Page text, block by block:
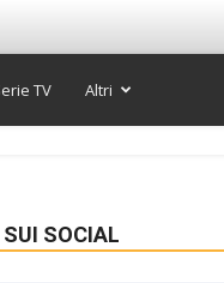
TV Altri
SOCIAL